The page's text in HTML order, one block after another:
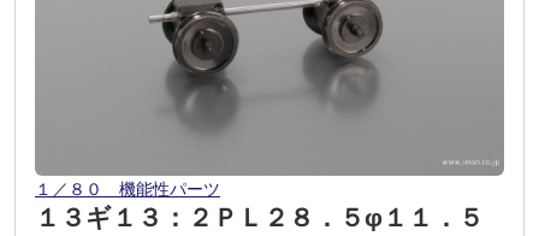
１／８０ 機能性パーツ
１３ギ１３：２ＰＬ２８．５φ１１．５